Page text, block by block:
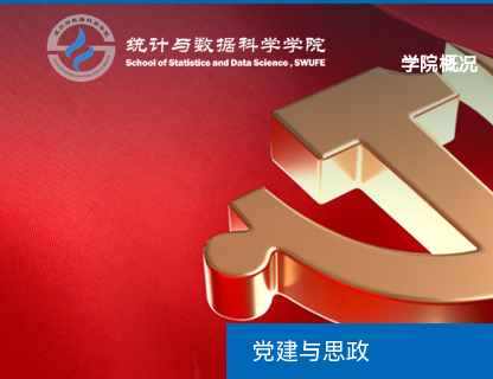
学院概况
学院简介
现任领导
历史沿革
系所设置
联系我们
党建与思政